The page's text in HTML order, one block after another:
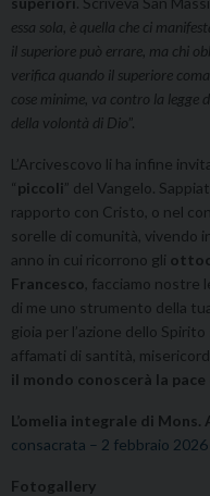
essa sola, è quella che ci
il superiore può errare, ma chi
verifica quando il superiore
cose minime, va contro la legge
della volontà di Dio”.
L’Arcivescovo li ha infine
“piccoli” del Vangelo.
rapporto con Cristo, o nel
sorelle di comunità, vivendo
anno in cui ricorrono gli
Francesco , facciamo nostre
di me uno strumento della
gioia per l’azione dello
affamati di santità,
il mondo conoscerà la pace
L’omelia integrale di Mons.
consacrata – 2 febbraio 2026
Fotogallery